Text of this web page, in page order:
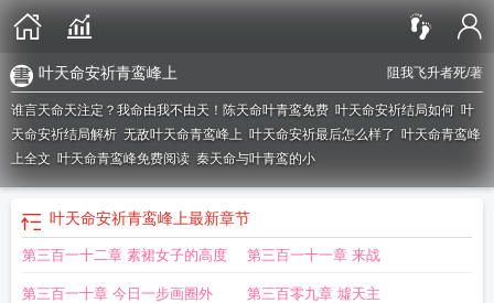
阻我飞升者死/著
叶天命安祈青鸾峰上
谁言天命天注定？我命由我不由天！ 陈天命叶青鸾免费 叶天命安祈结局如何 叶
天命安祈结局解析 无敌叶天命青鸾峰上 叶天命安祈最后怎么样了 叶天命青鸾峰
上全文 叶天命青鸾峰免费阅读 秦天命与叶青鸾的小
叶天命安祈青鸾峰上最新章节
第三百一十二章 素裙女子的高度 第三百一十一章 来战
第三百一十章 今日一步画圈外 第三百零九章 墟天主